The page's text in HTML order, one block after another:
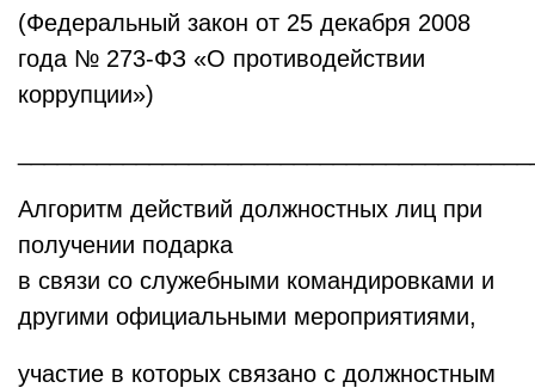
(Федеральный закон от 25 декабря 2008
года № 273-ФЗ «О противодействии
коррупции»)
Алгоритм действий должностных лиц при
получении подарка
в связи со служебными командировками и
другими официальными мероприятиями,
участие в которых связано с должностным